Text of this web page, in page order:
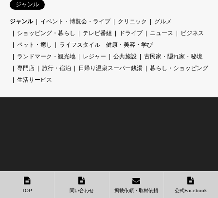
ジャンル
ジャンル イベント・博覧会・ライブ クリニック
グルメ
ショッピング・暮らし
テレビ番組 ドライブ ニュース
ビジネス
ペット・癒し
ライフスタイル 健康・美容・学び
ランドマーク・観光地
レジャー 公共施設
古民家・隠れ家・秘境
専門店
旅行・宿泊 日帰り温泉スーパー銭湯
暮らし・ショッピング
生活サービス
TOP 問い合わせ 掲載依頼・取材依頼 公式Facebook